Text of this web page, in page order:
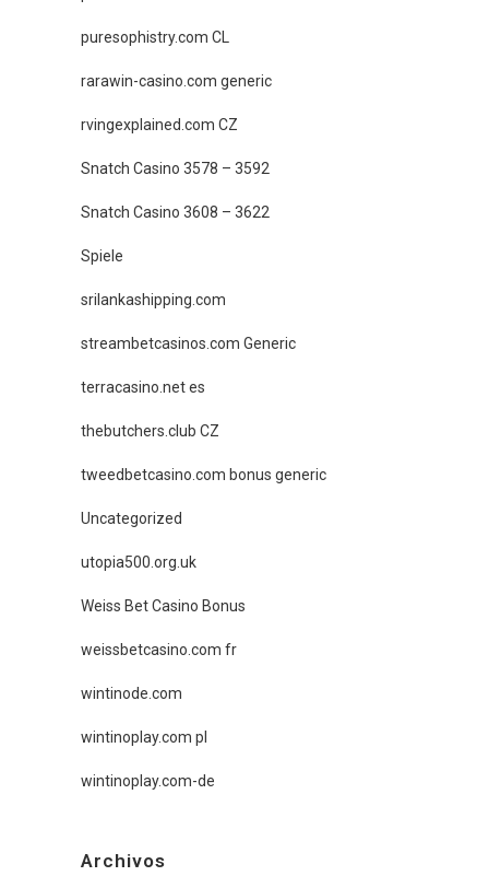
puresophistry.com CL
rarawin-casino.com generic
rvingexplained.com CZ
Snatch Casino 3578 – 3592
Snatch Casino 3608 – 3622
Spiele
srilankashipping.com
streambetcasinos.com Generic
terracasino.net es
thebutchers.club CZ
tweedbetcasino.com bonus generic
Uncategorized
utopia500.org.uk
Weiss Bet Casino Bonus
weissbetcasino.com fr
wintinode.com
wintinoplay.com pl
wintinoplay.com-de
Archivos